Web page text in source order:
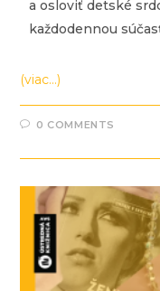
a osloviť detské
každodennou
(viac…)
0 COMMENTS